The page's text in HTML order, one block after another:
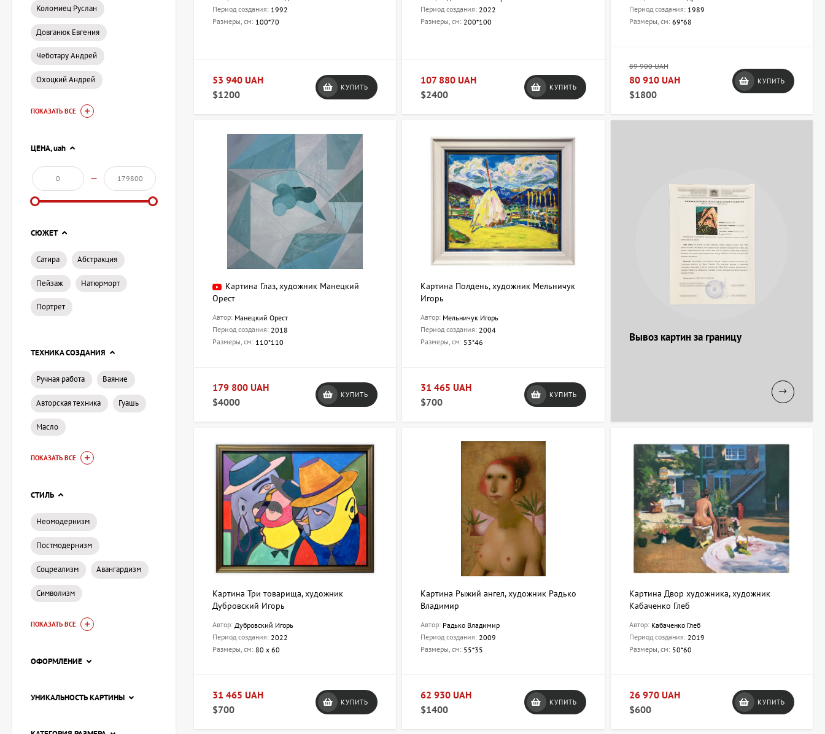
Период создания: 1992
Размеры, см: 100*70
53 940 UAH
$1200
КУПИТЬ
Период создания: 2022
Размеры, см: 200*100
107 880 UAH
$2400
КУПИТЬ
Период создания: 1989
Размеры, см: 69*68
89 900 UAH
80 910 UAH
$1800
КУПИТЬ
Картина Глаз, художник Манецкий
Орест
Автор: Манецкий Орест
Период создания: 2018
Размеры, см: 110*110
179 800 UAH
$4000
КУПИТЬ
Картина Полдень, художник Мельничук
Игорь
Автор: Мельничук Игорь
Период создания: 2004
Размеры, см: 53*46
31 465 UAH
$700
КУПИТЬ
Вывоз картин за границу
Картина Три товарища, художник
Дубровский Игорь
Автор: Дубровский Игорь
Период создания: 2022
Размеры, см: 80 х 60
31 465 UAH
$700
КУПИТЬ
Картина Рыжий ангел, художник Радько
Владимир
Автор: Радько Владимир
Период создания: 2009
Размеры, см: 55*35
62 930 UAH
$1400
КУПИТЬ
Картина Двор художника, художник
Кабаченко Глеб
Автор: Кабаченко Глеб
Период создания: 2019
Размеры, см: 50*60
26 970 UAH
$600
КУПИТЬ
Коломиец Руслан
Довганюк Евгения
Чеботару Андрей
Охоцкий Андрей
ПОКАЗАТЬ ВСЕ
ЦЕНА,uah
—
СЮЖЕТ
Сатира Абстракция
Пейзаж Натюрморт
Портрет
ТЕХНИКА СОЗДАНИЯ
Ручная работа Ваяние
Авторская техника Гуашь
Масло
ПОКАЗАТЬ ВСЕ
СТИЛЬ
Неомодернизм
Постмодернизм
Соцреализм Авангардизм
Символизм
ПОКАЗАТЬ ВСЕ
ОФОРМЛЕНИЕ
УНИКАЛЬНОСТЬ КАРТИНЫ